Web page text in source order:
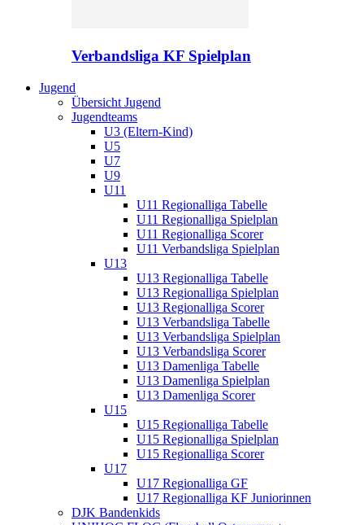
Verbandsliga KF Spielplan
Jugend
Übersicht Jugend
Jugendteams
U3 (Eltern-Kind)
U5
U7
U9
U11
U11 Regionalliga Tabelle
U11 Regionalliga Spielplan
U11 Regionalliga Scorer
U11 Verbandsliga Spielplan
U13
U13 Regionalliga Tabelle
U13 Regionalliga Spielplan
U13 Regionalliga Scorer
U13 Verbandsliga Tabelle
U13 Verbandsliga Spielplan
U13 Verbandsliga Scorer
U13 Damenliga Tabelle
U13 Damenliga Spielplan
U13 Damenliga Scorer
U15
U15 Regionalliga Tabelle
U15 Regionalliga Spielplan
U15 Regionalliga Scorer
U17
U17 Regionalliga GF
U17 Regionalliga KF Juniorinnen
DJK Bandenkids